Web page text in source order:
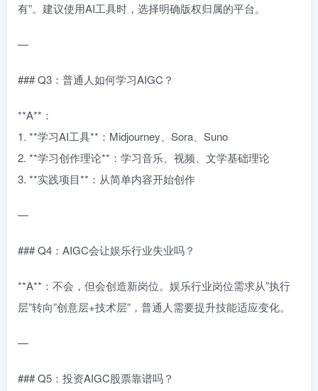
有”。建议使用AI工具时，选择明确版权归属的平台。
—
### Q3：普通人如何学习AIGC？
**A**：
1. **学习AI工具**：Midjourney、Sora、Suno
2. **学习创作理论**：学习音乐、视频、文学基础理论
3. **实践项目**：从简单内容开始创作
—
### Q4：AIGC会让娱乐行业失业吗？
**A**：不会，但会创造新岗位。娱乐行业岗位需求从”执行
层”转向”创意层+技术层”，普通人需要提升技能适应变化。
—
### Q5：投资AIGC股票靠谱吗？